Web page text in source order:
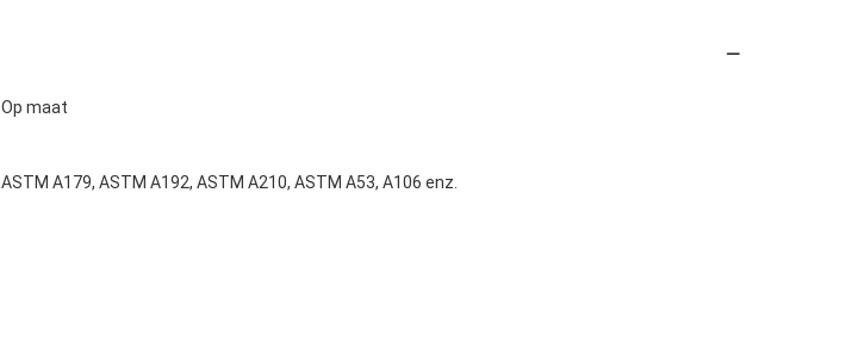
Op maat
ASTM A179, ASTM A192, ASTM A210, ASTM A53, A106 enz.